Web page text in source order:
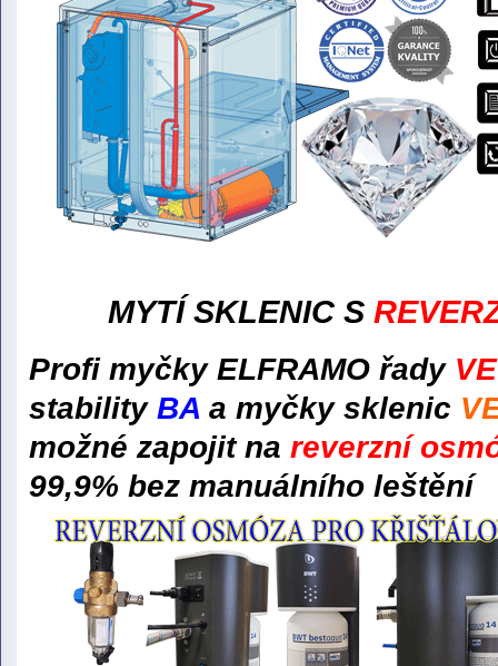
MYTÍ SKLENIC S
Profi myčky ELFRAMO řady VE
stability BA a myčky sklenic V
možné zapojit na reverzní
99,9% bez manuálního leštění